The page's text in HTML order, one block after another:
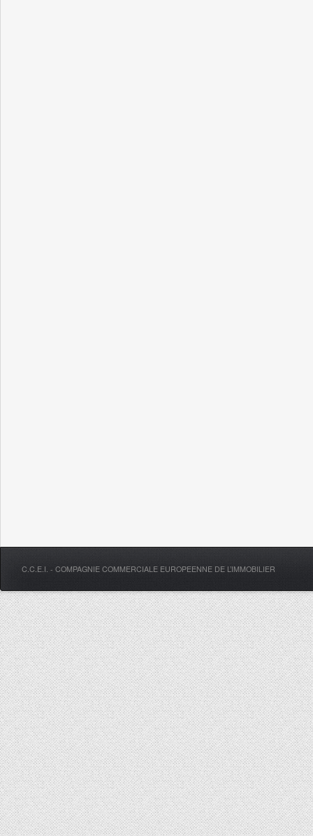
C.C.E.I. - COMPAGNIE COMMERCIALE EUROPEENNE DE L’IMMOBILIER